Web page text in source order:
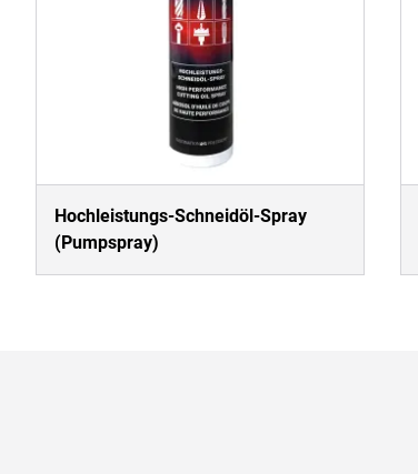
Hochleistungs-Schneidöl-Spray
(Pumpspray)